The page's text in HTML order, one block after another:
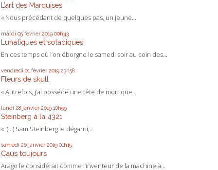
L’art des Marquises
« Nous précédant de quelques pas, un jeune...
mardi 05 février 2019 00h43
Lunatiques et sotadiques
En ces temps où l’on éborgne le samedi soir au coin des...
vendredi 01 février 2019 23h58
Fleurs de skull
« Autrefois, j’ai possédé une tête de mort que...
lundi 28 janvier 2019 10h59
Steinberg à la 4321
« (…) Sam Steinberg le dégarni,...
samedi 26 janvier 2019 01h15
Caus toujours
Arago le considérait comme l’inventeur de la machine à...